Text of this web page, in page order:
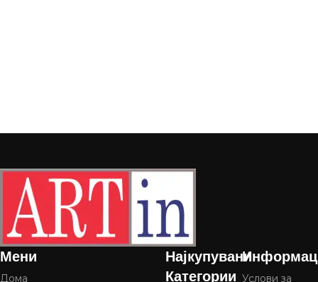
Мени
Дома
Најкупувани
Категории Услови за